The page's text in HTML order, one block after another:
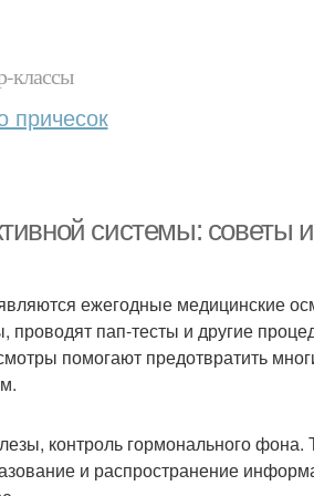
классы
причесок
системы: советы и
ежегодные медицинские
пап-тесты и другие
помогают предотвратить
контроль гормонального фона.
и распространение